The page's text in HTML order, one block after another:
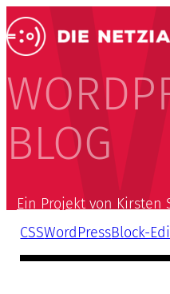
BLOG
Ein Projekt von Kirsten
CSSWordPressBlock-